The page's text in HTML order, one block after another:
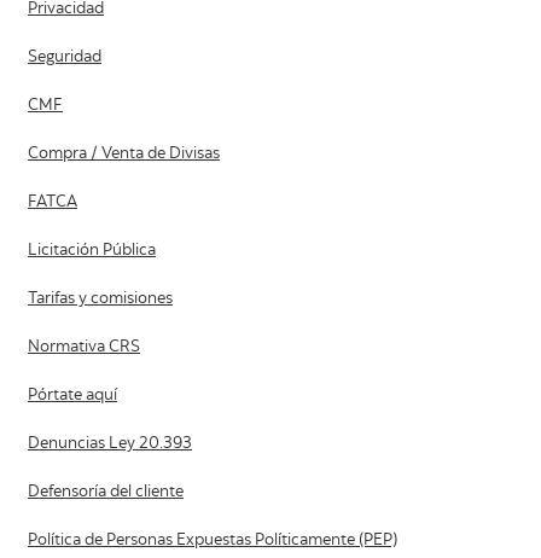
Privacidad
Seguridad
CMF
Compra / Venta de Divisas
FATCA
Licitación Pública
Tarifas y comisiones
Normativa CRS
Pórtate aquí
Denuncias Ley 20.393
Defensoría del cliente
Política de Personas Expuestas Políticamente (PEP)